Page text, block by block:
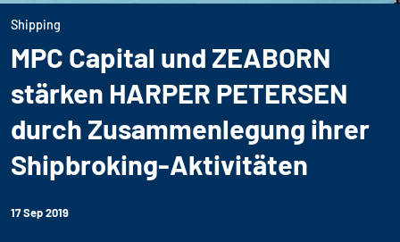
Shipping
MPC Capital und ZEABORN
stärken HARPER PETERSEN
durch Zusammenlegung ihrer
Shipbroking-Aktivitäten
17 Sep 2019